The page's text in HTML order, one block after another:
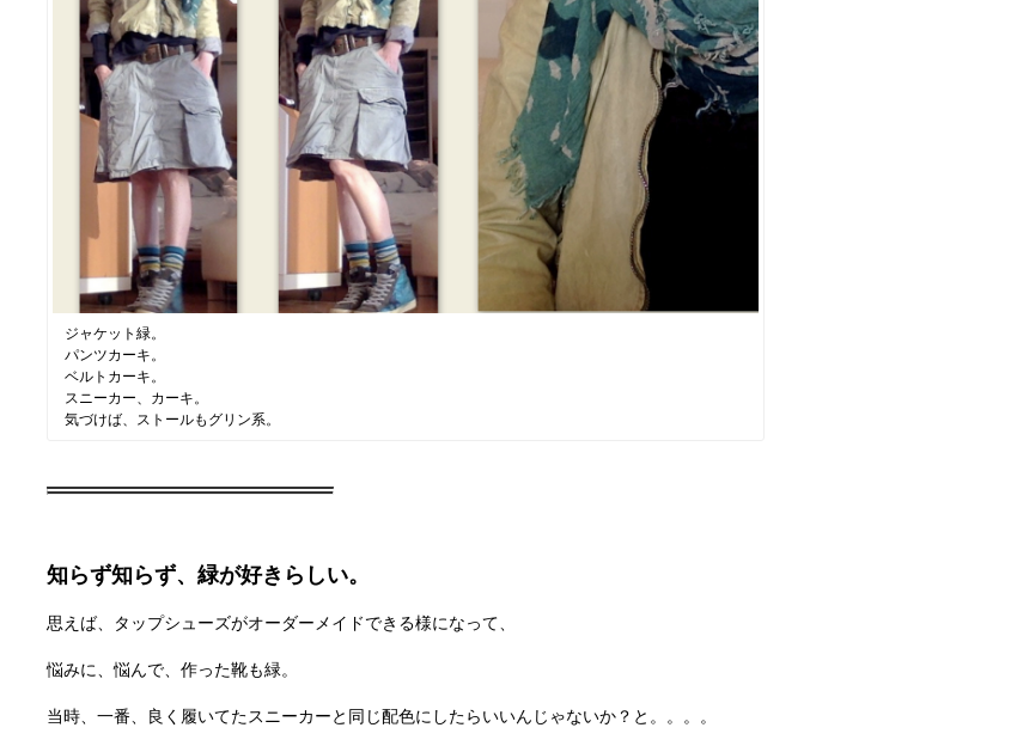
ジャケット緑。
パンツカーキ。
ベルトカーキ。
スニーカー、カーキ。
気づけば、ストールもグリン系。
知らず知らず、緑が好きらしい。
思えば、タップシューズがオーダーメイドできる様になって、
悩みに、悩んで、作った靴も緑。
当時、一番、良く履いてたスニーカーと同じ配色にしたらいいんじゃないか？と。。。。